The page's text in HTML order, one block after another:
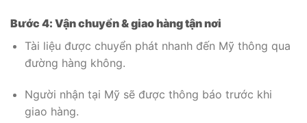
Bước 4: Vận chuyển & giao hàng tận nơi
Tài liệu được chuyển phát nhanh đến Mỹ thông qua
đường hàng không.
Người nhận tại Mỹ sẽ được thông báo trước khi
giao hàng.